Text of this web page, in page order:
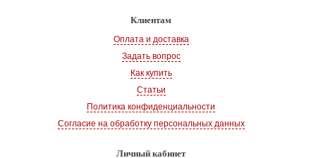
Клиентам
Оплата и доставка
Задать вопрос
Как купить
Статьи
Политика конфиденциальности
Согласие на обработку персональных данных
Личный кабинет